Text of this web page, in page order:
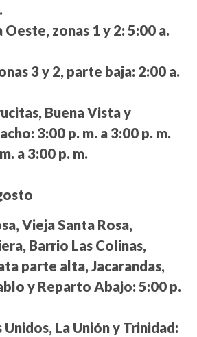
zonas 1 y 2: 5:00 a.
3 y 2, parte baja: 2:00 a.
Buena Vista y
3:00 p. m. a 3:00 p. m.
a 3:00 p. m.
Vieja Santa Rosa,
Barrio Las Colinas,
parte alta, Jacarandas,
y Reparto Abajo: 5:00 p.
La Unión y Trinidad: